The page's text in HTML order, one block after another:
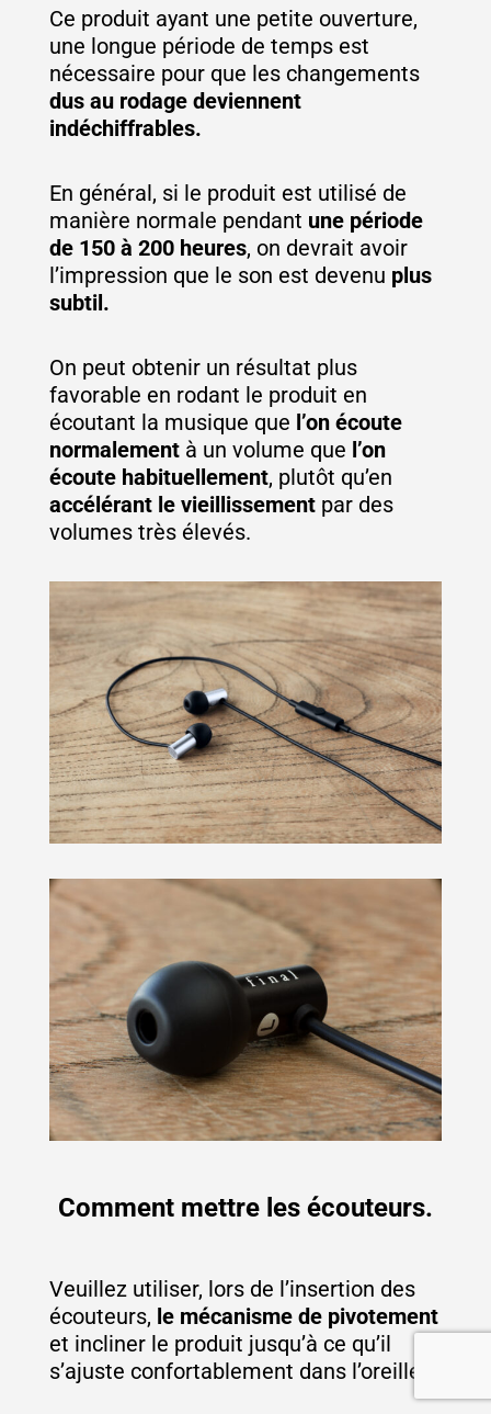
Ce produit ayant une petite ouverture,
une longue période de temps est
nécessaire pour que les changements
dus au rodage deviennent
indéchiffrables.
En général, si le produit est utilisé de
manière normale pendant une période
de 150 à 200 heures, on devrait avoir
l’impression que le son est devenu plus
subtil.
On peut obtenir un résultat plus
favorable en rodant le produit en
écoutant la musique que l’on écoute
normalement à un volume que l’on
écoute habituellement, plutôt qu’en
accélérant le vieillissement par des
volumes très élevés.
Comment mettre les écouteurs.
Veuillez utiliser, lors de l’insertion des
écouteurs, le mécanisme de pivotement
et incliner le produit jusqu’à ce qu’il
s’ajuste confortablement dans l’oreille.